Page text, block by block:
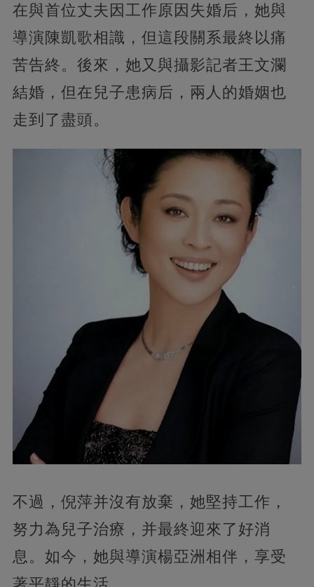
在與首位丈夫因工作原因失婚后，她與
導演陳凱歌相識，但這段關系最終以痛
苦告終。後來，她又與攝影記者王文瀾
結婚，但在兒子患病后，兩人的婚姻也
走到了盡頭。
不過，倪萍并沒有放棄，她堅持工作，
努力為兒子治療，并最終迎來了好消
息。如今，她與導演楊亞洲相伴，享受